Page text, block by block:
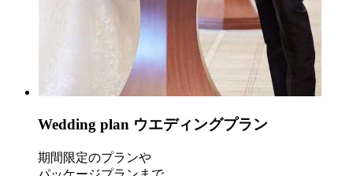
Wedding plan ウエディングプラン
期間限定のプランや